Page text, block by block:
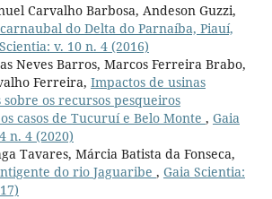
Carvalho Barbosa, Andeson Guzzi,
do Delta do Parnaíba, Piauí,
v. 10 n. 4 (2016)
Neves Barros, Marcos Ferreira Brabo,
Ferreira, Impactos de usinas
os recursos pesqueiros
casos de Tucuruí e Belo Monte , Gaia
n. 4 (2020)
Tavares, Márcia Batista da Fonseca,
do rio Jaguaribe , Gaia Scientia: